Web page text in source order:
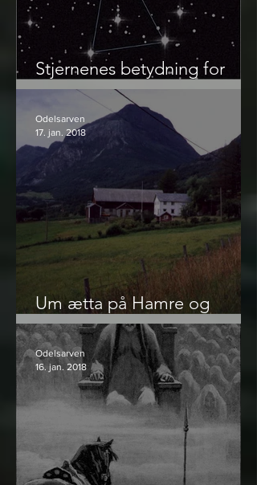
Stjernenes betydning for
mytologi og livsanskuelse
Um ætta på Hamre og
namneskikken
Odelsarven
17. jan. 2018
Odelsarven
16. jan. 2018